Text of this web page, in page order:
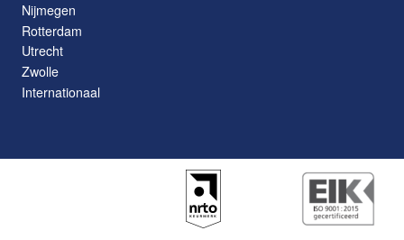
Nijmegen
Rotterdam
Utrecht
Zwolle
Internationaal